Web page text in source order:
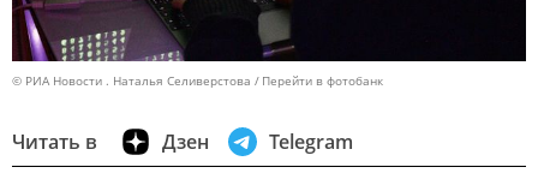
© РИА Новости . Наталья Селиверстова Перейти в фотобанк
Читать в Дзен Telegram